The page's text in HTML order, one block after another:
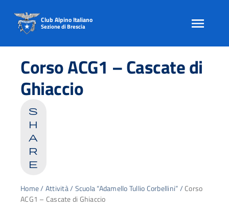
content
Club Alpino Italiano
Sezione di Brescia
Corso ACG1 – Cascate di
Ghiaccio
s
h
a
r
e
Home/Attività/Scuola “Adamello Tullio Corbellini”/Corso
ACG1 – Cascate di Ghiaccio